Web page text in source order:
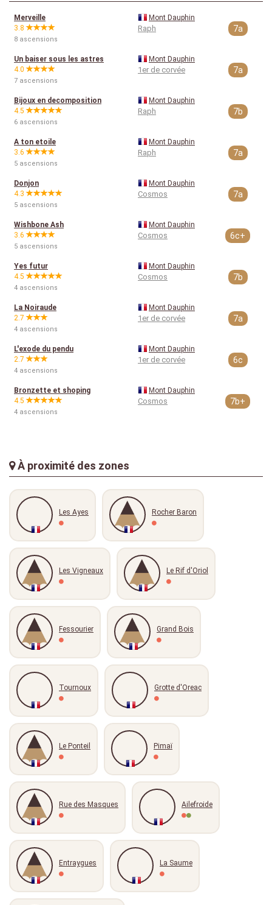
Merveille
3.8
8 ascensions
Mont Dauphin
Raph 7a
Un baiser sous les astres
4.0
7 ascensions
Mont Dauphin
1er de corvée 7a
Bijoux en decomposition
4.5
6 ascensions
Mont Dauphin
Raph 7b
A ton etoile
3.6
5 ascensions
Mont Dauphin
Raph 7a
Donjon
4.3
5 ascensions
Mont Dauphin
Cosmos 7a
Wishbone Ash
3.6
5 ascensions
Mont Dauphin
Cosmos 6c+
Yes futur
4.5
4 ascensions
Mont Dauphin
Cosmos 7b
La Noiraude
2.7
4 ascensions
Mont Dauphin
1er de corvée 7a
L'exode du pendu
2.7
4 ascensions
Mont Dauphin
1er de corvée 6c
Bronzette et shoping
4.5
4 ascensions
Mont Dauphin
Cosmos 7b+
À proximité des zones
Les Ayes Rocher Baron
Les Vigneaux Le Rif d'Oriol
Fessourier Grand Bois
Tournoux Grotte d'Oreac
Le Ponteil Pimaï
Rue des Masques Ailefroide
Entraygues La Saume